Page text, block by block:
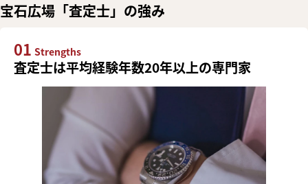
宝石広場「査定士」の強み
01 Strengths
査定士は平均経験年数20年以上の専門家